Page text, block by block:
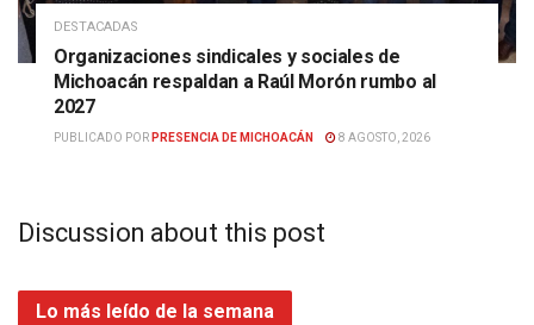
DESTACADAS
Organizaciones sindicales y sociales de
Michoacán respaldan a Raúl Morón rumbo al
2027
PUBLICADO POR PRESENCIA DE MICHOACÁN 8 AGOSTO, 2026
Discussion about this post
Lo más leído de la semana